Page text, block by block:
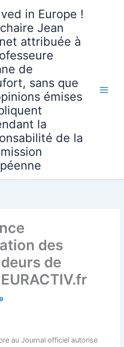
in Europe !
Jean
attribuée à
de
sans que
émises
la
de la
des
de
au Journal officiel autorise